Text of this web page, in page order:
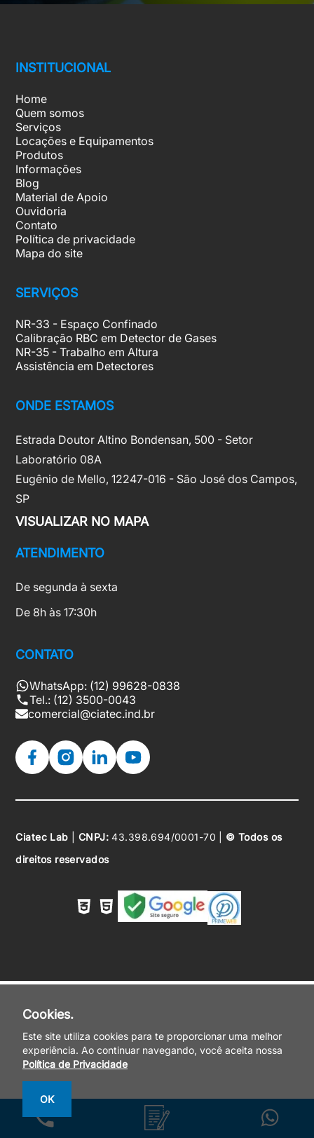
INSTITUCIONAL
Home
Quem somos
Serviços
Locações e Equipamentos
Produtos
Informações
Blog
Material de Apoio
Ouvidoria
Contato
Política de privacidade
Mapa do site
SERVIÇOS
NR-33 - Espaço Confinado
Calibração RBC em Detector de Gases
NR-35 - Trabalho em Altura
Assistência em Detectores
ONDE ESTAMOS
Estrada Doutor Altino Bondensan, 500 - Setor
Laboratório 08A
Eugênio de Mello, 12247-016 - São José dos Campos,
SP
VISUALIZAR NO MAPA
ATENDIMENTO
De segunda à sexta
De 8h às 17:30h
CONTATO
WhatsApp: (12) 99628-0838
Tel.: (12) 3500-0043
comercial@ciatec.ind.br
Ciatec Lab CNPJ:43.398.694/0001-70 | © Todos os
direitos reservados
Cookies.
Este site utiliza cookies para te proporcionar uma melhor
experiência. Ao continuar navegando, você aceita nossa
Política de Privacidade
OK